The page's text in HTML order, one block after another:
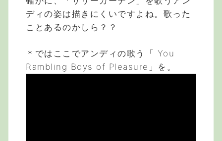
ディの姿は描きにくいですよね。歌った
ことあるのかしら？？
＊ではここでアンディの歌う「 You
Rambling Boys of Pleasure」を。